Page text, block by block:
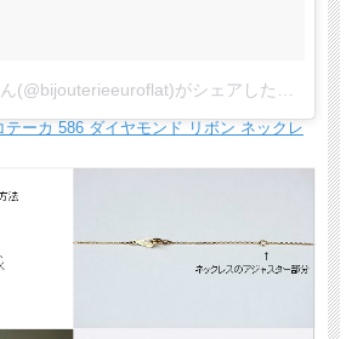
テーカ 586 ダイヤモンド リボン ネックレ